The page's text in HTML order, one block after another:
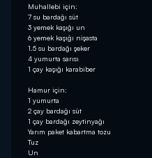
Muhallebi için:
7 su bardağı süt
3 yemek kaşığı un
6 yemek kaşığı nişasta
1.5 su bardağı şeker
4 yumurta sarısı
1 çay kaşığı karabiber
Hamur için:
1 yumurta
2 çay bardağı süt
1 çay bardağı zeytinyağı
Yarım paket kabartma tozu
Tuz
Un